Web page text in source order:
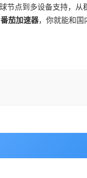
节点到多设备支持，
番茄加速器，你就能和国